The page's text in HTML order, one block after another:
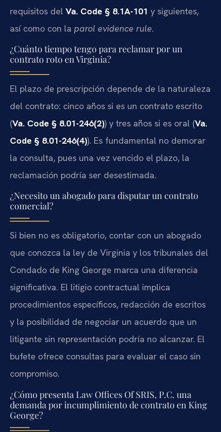
requisitos del Va. Code § 8.1A-101 y siguientes,
así como con la parol evidence rule.
¿Cuánto tiempo tengo para reclamar por un
contrato roto en Virginia?
El plazo de prescripción depende de la naturaleza
del contrato: cinco años si es un contrato escrito
(Va. Code § 8.01-246(2)) y tres años si es oral (Va.
Code § 8.01-246(4)). Es fundamental no demorar
la consulta, pues una vez vencido el plazo, la
reclamación podría ser desestimada.
¿Necesito un abogado para disputar un contrato
comercial?
Si bien no es obligatorio, contar con un abogado
que conozca la ley de Virginia y los tribunales del
Condado de King George marca una diferencia
significativa. El litigio contractual implica
procedimientos específicos, redacción de escritos
y la posibilidad de negociar un acuerdo que un
litigante sin representación podría no alcanzar. El
bufete ofrece consultas para evaluar el caso sin
compromiso.
¿Cómo presenta Law Offices Of SRIS, P.C. una
demanda por incumplimiento de contrato en King
George?